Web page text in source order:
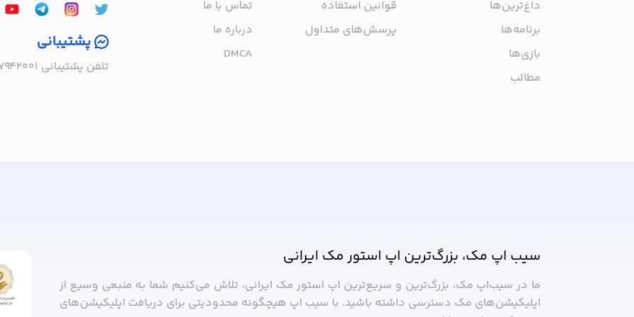
داغ‌ترین‌ها
برنامه‌ها
بازی‌ها
مطالب
قوانین استفاده
پرسش‌های متداول
تماس با ما
درباره‌ ما
DMCA
پشتیبانی
تلفن پشتیبانی ۰۲۱۵۷۹۴۲۰۰۱ | به صورت تلفنی پاسخگوی شما هستیم!
سیب اپ مک، بزرگ‌ترین اپ استور مک ایرانی
ما در سیب‌‌اپ مک، بزرگ‌ترین و سریع‌ترین اپ استور مک ایرانی، تلاش می‌کنیم شما به منبعی وسیع از
اپلیکیشن‌های مک دسترسی داشته باشید. با سیب ‌اپ هیچگونه محدودیتی برای دریافت اپلیکیشن‌های